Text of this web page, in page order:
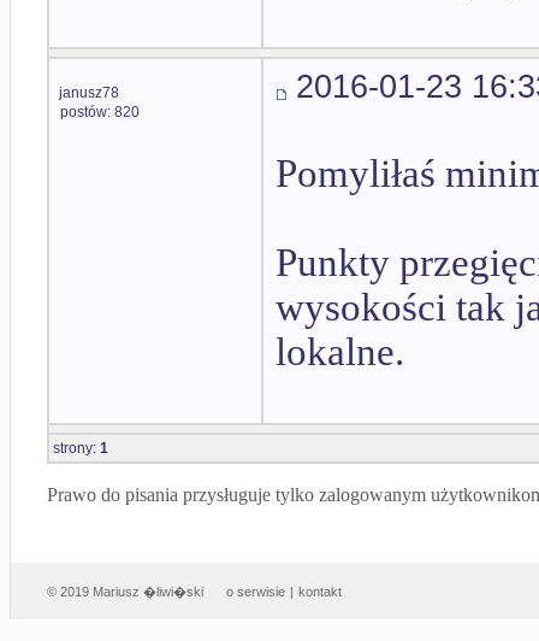
janusz78
postów: 820
2016-01-23
Pomyliłaś
Punkty
wysokości tak
lokalne.
strony: 1
Prawo do pisania przysługuje tylko zalogowanym
© 2019 Mariusz �liwi�ski o serwisie | kontakt